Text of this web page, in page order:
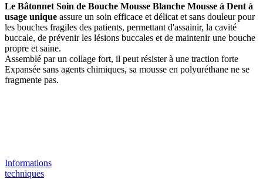
Le Bâtonnet Soin de Bouche Mousse Blanche Mousse à Dent à
usage unique assure un soin efficace et délicat et sans douleur pour
les bouches fragiles des patients, permettant d'assainir, la cavité
buccale, de prévenir les lésions buccales et de maintenir une bouche
propre et saine.
Assemblé par un collage fort, il peut résister à une traction forte
Expansée sans agents chimiques, sa mousse en polyuréthane ne se
fragmente pas.
Informations
techniques